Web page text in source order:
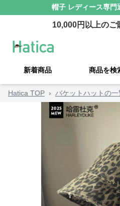
帽子 レディース専門
10,000円以上のご
新着商品 商品を検
Hatica TOP › バケットハットの一